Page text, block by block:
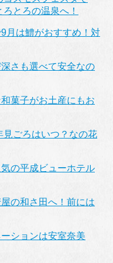
とろの温泉へ！
月は鱧がおすすめ！対
さも選べて安全なの
菓子がお土産にもお
ごろはいつ？なの花
の平成ビューホテル
の和さ田へ！前には
ションは安室奈美